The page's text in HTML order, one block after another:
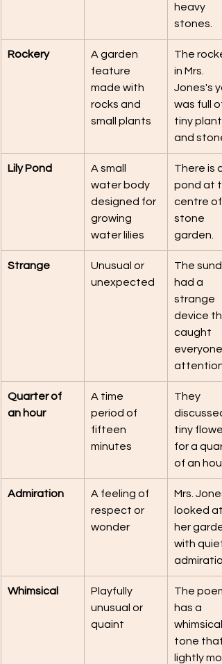
heavy
stones.
Rockery
A garden
feature
made with
rocks and
small plants
The
in Mrs.
Jones's
was full of
tiny
and
Lily Pond
A small
water body
designed for
growing
water lilies
There is a
pond at
centre of
stone
garden.
Strange
Unusual or
unexpected
The
had a
strange
device
caught
attention.
Quarter of
an hour
A time
period of
fifteen
minutes
They
tiny
for a
of an hour.
Admiration
A feeling of
respect or
wonder
Mrs.
looked at
her
with quiet
Whimsical
Playfully
unusual or
quaint
The
has a
whimsical
tone that
lightly